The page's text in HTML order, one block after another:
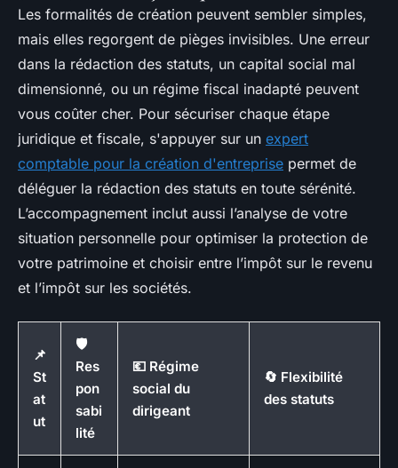
Les formalités de création peuvent sembler simples,
mais elles regorgent de pièges invisibles. Une erreur
dans la rédaction des statuts, un capital social mal
dimensionné, ou un régime fiscal inadapté peuvent
vous coûter cher. Pour sécuriser chaque étape
juridique et fiscale, s'appuyer sur un expert
comptable pour la création d'entreprise permet de
déléguer la rédaction des statuts en toute sérénité.
L’accompagnement inclut aussi l’analyse de votre
situation personnelle pour optimiser la protection de
votre patrimoine et choisir entre l’impôt sur le revenu
et l’impôt sur les sociétés.
📌
St
at
ut
🛡️
Res
pon
sabi
lité
💶 Régime
social du
dirigeant
🔄 Flexibilité
des statuts